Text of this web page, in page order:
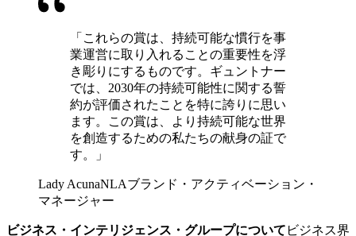
「これらの賞は、持続可能な慣行を事
業運営に取り入れることの重要性を浮
き彫りにするものです。ギュントナー
では、2030年の持続可能性に関する誓
約が評価されたことを特に誇りに思い
ます。この賞は、より持続可能な世界
を創造するための私たちの献身の証で
す。」
Lady AcunaNLAブランド・アクティベーション・
マネージャー
ビジネス・インテリジェンス・グループについて ビジネス界